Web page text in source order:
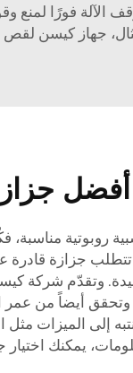
الآلة فورًا
جهاز كيسن لقص
روبوتية
جزازة قادرة
وتقدّم شركة
وتحقق أيضاً من عمر
إلى الميزات
يمكنك اختيار